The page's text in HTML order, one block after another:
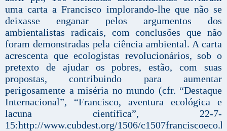
uma carta a Francisco implorando-lhe que não se
deixasse enganar pelos argumentos dos
ambientalistas radicais, com conclusões que não
foram demonstradas pela ciência ambiental. A carta
acrescenta que ecologistas revolucionários, sob o
pretexto de ajudar os pobres, estão, com suas
propostas, contribuindo para aumentar
perigosamente a miséria no mundo (cfr. “Destaque
Internacional”, “Francisco, aventura ecológica e
lacuna científica”, 22-7-
15:http://www.cubdest.org/1506/